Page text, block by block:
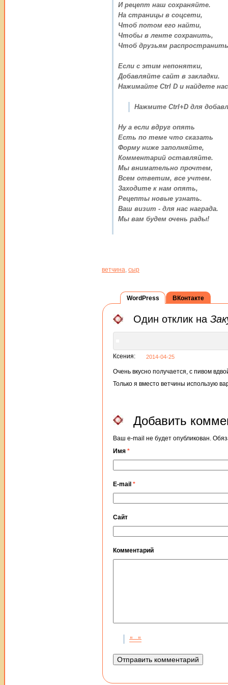
И рецепт наш сохраняйте.
На страницы в соцсети,
Чтоб потом его найти,
Чтобы в ленте сохранить,
Чтоб друзьям
Если с этим непонятки,
Добавляйте сайт в закладки.
Нажимайте Ctrl D и найдете
Нажмите Ctrl+D для
Ну а если вдруг опять
Есть по теме что сказать
Форму ниже заполняйте,
Комментарий оставляйте.
Мы внимательно прочтем,
Всем ответим, все учтем.
Заходите к нам опять,
Рецепты новые узнать.
Ваш визит - для нас награда.
Мы вам будем очень рады!
ветчина сыр
WordPress
Один отклик на
Ксения: 2014-04-25
Очень вкусно получается, с пивом
Только я вместо ветчины использую
Добавить
Ваш e-mail не будет опубликован.
Имя *
E-mail *
Сайт
Комментарий
ВКонтакте